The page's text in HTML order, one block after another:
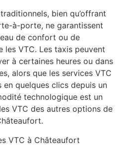
bien qu’offrant
à-porte, ne garantissent
de confort ou de
les VTC. Les taxis peuvent
à certaines heures ou dans
alors que les services VTC
quelques clics depuis un
technologique est un
VTC des autres options de
VTC à Châteaufort